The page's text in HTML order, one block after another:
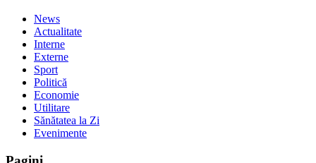
News
Actualitate
Interne
Externe
Sport
Politică
Economie
Utilitare
Sănătatea la Zi
Evenimente